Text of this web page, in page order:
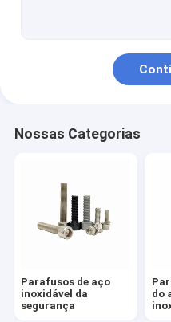
Rebite de aço inoxidável
Parafusos de máquina
Anti parafuso de
Pin do eixo da
Nossas Categorias
Parafusos de aço
inoxidável da
segurança
do